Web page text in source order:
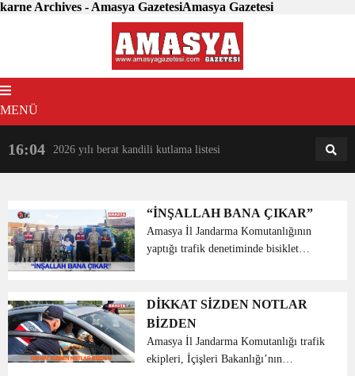
karne Archives - Amasya GazetesiAmasya Gazetesi
MENÜ
16:04 2026 yılı berat kandili kutlama listesi 18:31
“İNŞALLAH BANA ÇIKAR”
Amasya İl Jandarma Komutanlığının
yaptığı trafik denetiminde bisiklet
akıllarda kalan 11 yaşındaki Bedirhan
Selman ...
DİKKAT SİZDEN NOTLAR
BİZDEN
Amasya İl Jandarma Komutanlığı trafik
ekipleri, İçişleri Bakanlığı’nın